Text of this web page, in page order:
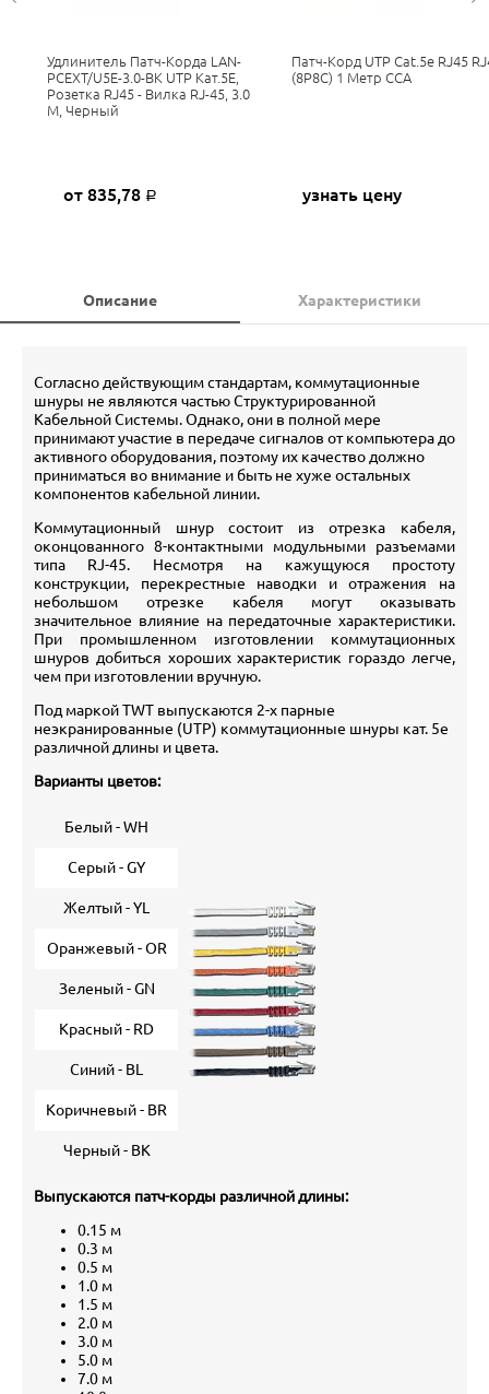
Удлинитель Патч-Корда LAN-
PCEXT/U5E-3.0-BK UTP Кат.5E,
Розетка RJ45 - Вилка RJ-45, 3.0
М, Черный
от 835,78 Р
Патч-Корд UTP Cat.5e RJ45
(8P8C) 1 Метр CCA
узнать цену
Описание Характеристики
Согласно действующим стандартам, коммутационные
шнуры не являются частью Структурированной
Кабельной Системы. Однако, они в полной мере
принимают участие в передаче сигналов от компьютера до
активного оборудования, поэтому их качество должно
приниматься во внимание и быть не хуже остальных
компонентов кабельной линии.
Коммутационный шнур состоит из отрезка кабеля,
оконцованного 8-контактными модульными разъемами
типа RJ-45. Несмотря на кажущуюся простоту
конструкции, перекрестные наводки и отражения на
небольшом отрезке кабеля могут оказывать
значительное влияние на передаточные характеристики.
При промышленном изготовлении коммутационных
шнуров добиться хороших характеристик гораздо легче,
чем при изготовлении вручную.
Под маркой TWT выпускаются 2-х парные
неэкранированные (UTP) коммутационные шнуры кат. 5е
различной длины и цвета.
Варианты цветов:
Белый - WH
Серый - GY
Желтый - YL
Оранжевый - OR
Зеленый - GN
Красный - RD
Синий - BL
Коричневый - BR
Черный - BK
Выпускаются патч-корды различной длины:
0.15 м
0.3 м
0.5 м
1.0 м
1.5 м
2.0 м
3.0 м
5.0 м
7.0 м